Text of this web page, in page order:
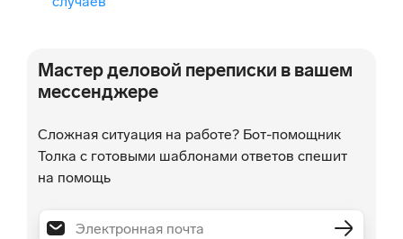
Мастер деловой переписки в вашем
мессенджере
Сложная ситуация на работе? Бот-помощник
Толка с готовыми шаблонами ответов спешит
на помощь